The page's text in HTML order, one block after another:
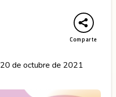
Comparte
20 de octubre de 2021